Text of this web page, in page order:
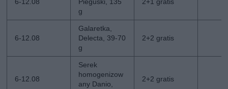
6-12.08
Pieguski, 135
g
2+1 gratis
6-12.08
Galaretka,
Delecta, 39-70
g
2+2 gratis
6-12.08
Serek
homogenizow
any Danio,
2+2 gratis